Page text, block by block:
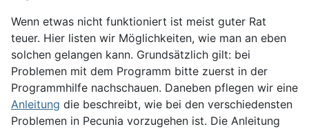
Wenn etwas nicht funktioniert ist meist guter Rat
teuer. Hier listen wir Möglichkeiten, wie man an eben
solchen gelangen kann. Grundsätzlich gilt: bei
Problemen mit dem Programm bitte zuerst in der
Programmhilfe nachschauen. Daneben pflegen wir eine
Anleitung die beschreibt, wie bei den verschiedensten
Problemen in Pecunia vorzugehen ist. Die Anleitung